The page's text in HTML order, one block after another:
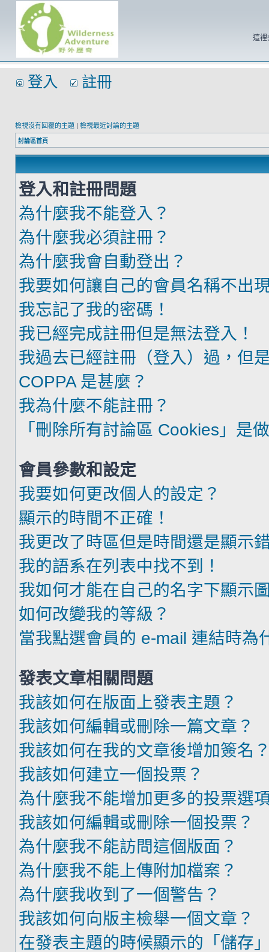
這裡
登入 註冊
檢視沒有回覆的主題 | 檢視最近討論的主題
討論區首頁
登入和註冊問題
為什麼我不能登入？
為什麼我必須註冊？
為什麼我會自動登出？
我要如何讓自己的會員名稱不出
我忘記了我的密碼！
我已經完成註冊但是無法登入！
我過去已經註冊（登入）過，但
COPPA 是甚麼？
我為什麼不能註冊？
「刪除所有討論區 Cookies」是
會員參數和設定
我要如何更改個人的設定？
顯示的時間不正確！
我更改了時區但是時間還是顯示
我的語系在列表中找不到！
我如何才能在自己的名字下顯示
如何改變我的等級？
當我點選會員的 e-mail 連結時為
發表文章相關問題
我該如何在版面上發表主題？
我該如何編輯或刪除一篇文章？
我該如何在我的文章後增加簽名
我該如何建立一個投票？
為什麼我不能增加更多的投票選
我該如何編輯或刪除一個投票？
為什麼我不能訪問這個版面？
為什麼我不能上傳附加檔案？
為什麼我收到了一個警告？
我該如何向版主檢舉一個文章？
在發表主題的時候顯示的「儲存